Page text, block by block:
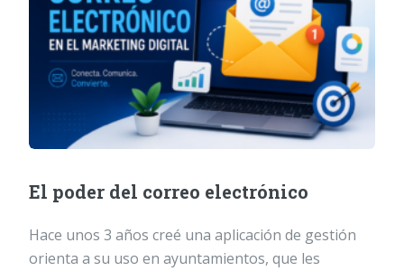
El poder del correo electrónico
Hace unos 3 años creé una aplicación de gestión
orienta a su uso en ayuntamientos, que les